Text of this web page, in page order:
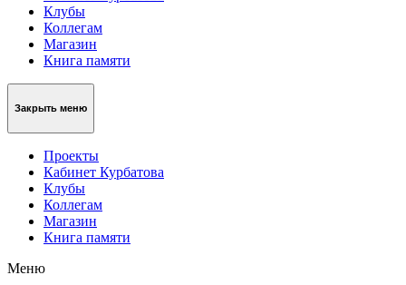
Клубы
Коллегам
Магазин
Книга памяти
Закрыть меню
Проекты
Кабинет Курбатова
Клубы
Коллегам
Магазин
Книга памяти
Меню